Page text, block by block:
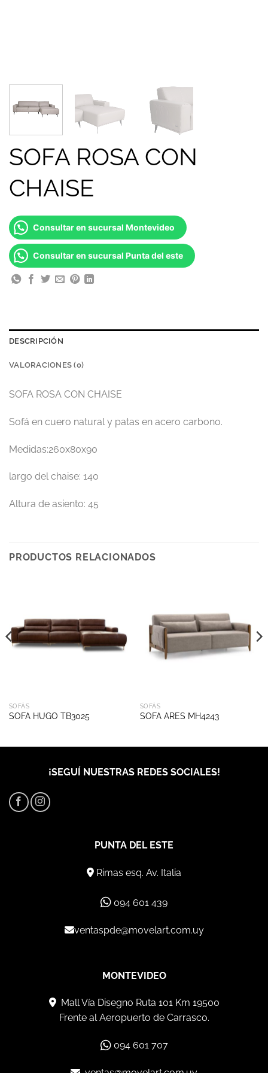
SOFA ROSA CON
CHAISE
Consultar en sucursal Montevideo
Consultar en sucursal Punta del este
DESCRIPCIÓN
VALORACIONES (0)
SOFA ROSA CON CHAISE
Sofá en cuero natural y patas en acero carbono.
Medidas:260x80x90
largo del chaise: 140
Altura de asiento: 45
PRODUCTOS RELACIONADOS
SOFÁS
SOFA HUGO TB3025
SOFÁS
SOFA ARES MH4243
¡SEGUÍ NUESTRAS REDES SOCIALES!
PUNTA DEL ESTE
Rimas esq. Av. Italia
094 601 439
ventaspde@movelart.com.uy
MONTEVIDEO
Mall Vía Disegno Ruta 101 Km 19500
Frente al Aeropuerto de Carrasco.
094 601 707